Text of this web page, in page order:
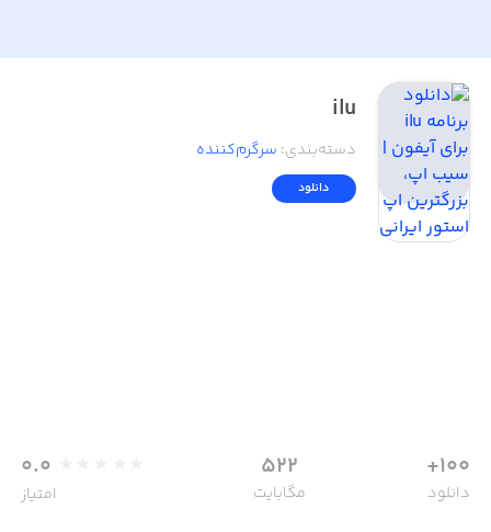
ilu
دسته‌بندی: سرگرم‌کننده
دانلود
100+
دانلود
522
مگابایت
0.0
امتیاز